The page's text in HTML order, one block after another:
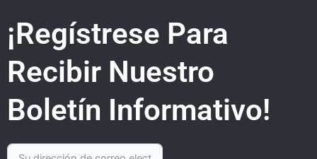
¡Regístrese Para
Recibir Nuestro
Boletín Informativo!